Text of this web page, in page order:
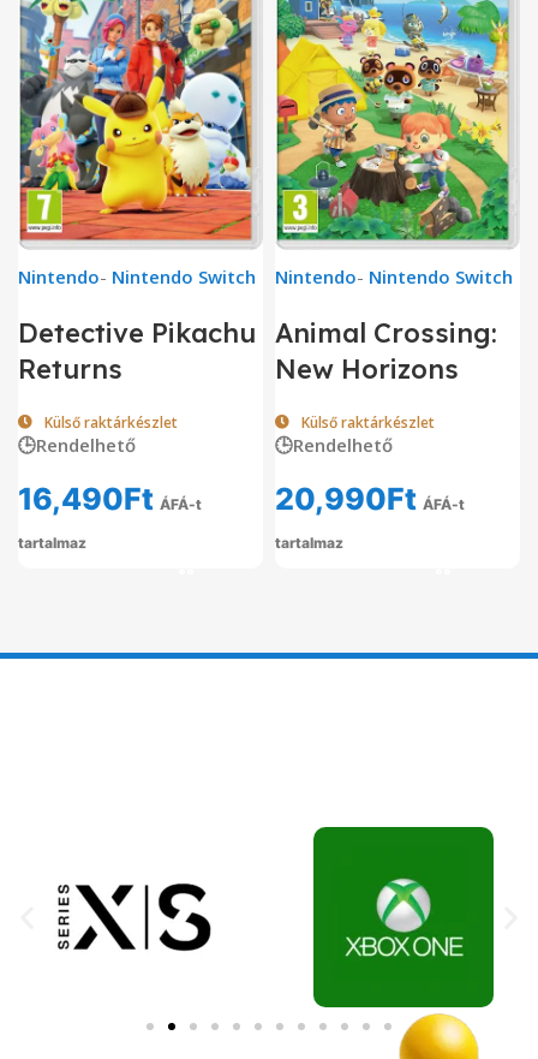
Nintendo- Nintendo Switch
Detective Pikachu
Returns
Külső raktárkészlet
🕒Rendelhető
16,490Ft ÁFÁ-t
tartalmaz
Nintendo- Nintendo Switch
Animal Crossing:
New Horizons
Külső raktárkészlet
🕒Rendelhető
20,990Ft ÁFÁ-t
tartalmaz